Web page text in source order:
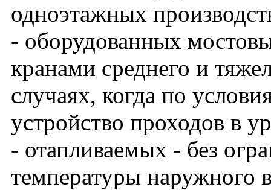
одноэтажных
- оборудованных
кранами среднего и
случаях, когда по
устройство проходов в
- отапливаемых - без
температуры наружного